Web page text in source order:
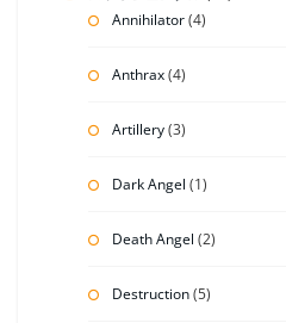
Annihilator(4)
Anthrax(4)
Artillery(3)
Dark Angel (1)
Death Angel (2)
Destruction(5)